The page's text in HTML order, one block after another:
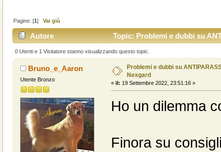
Pagine: [1]Vai giù
Autore Topic: Problemi e dubbi su
0 Utenti e 1 Visitatore stanno visualizzando questo topic.
Bruno_e_Aaron
Utente Bronzo
Problemi e dubbi su
Nexgard
« il: 19 Settembre 2022, 23:51:16 »
Ho un dilemma
Finora su